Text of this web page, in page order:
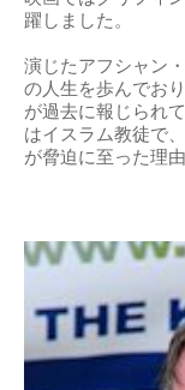
躍しました。
演じたアフシャン
の人生を歩んでお
が過去に報じられ
はイスラム教徒で
が脅迫に至った理